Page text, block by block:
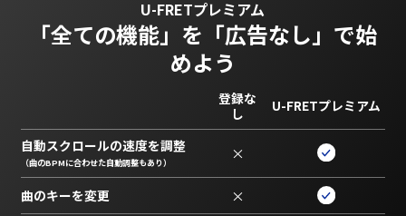
U-FRETプレミアム
「全ての機能」を 「広告なし」で始
めよう
登録な
し
U-FRETプレミアム
自動スクロールの速度を調整
（曲のBPMに合わせた自動調整もあり） ×
曲のキーを変更 ×